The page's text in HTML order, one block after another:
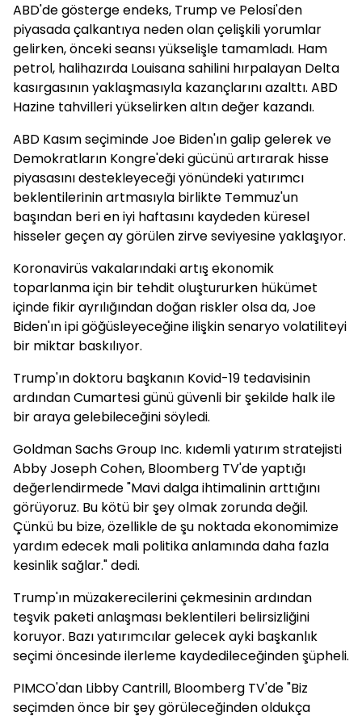
ABD'de gösterge endeks, Trump ve Pelosi'den
piyasada çalkantıya neden olan çelişkili yorumlar
gelirken, önceki seansı yükselişle tamamladı. Ham
petrol, halihazırda Louisana sahilini hırpalayan Delta
kasırgasının yaklaşmasıyla kazançlarını azalttı. ABD
Hazine tahvilleri yükselirken altın değer kazandı.
ABD Kasım seçiminde Joe Biden'ın galip gelerek ve
Demokratların Kongre'deki gücünü artırarak hisse
piyasasını destekleyeceği yönündeki yatırımcı
beklentilerinin artmasıyla birlikte Temmuz'un
başından beri en iyi haftasını kaydeden küresel
hisseler geçen ay görülen zirve seviyesine yaklaşıyor.
Koronavirüs vakalarındaki artış ekonomik
toparlanma için bir tehdit oluştururken hükümet
içinde fikir ayrılığından doğan riskler olsa da, Joe
Biden'ın ipi göğüsleyeceğine ilişkin senaryo volatiliteyi
bir miktar baskılıyor.
Trump'ın doktoru başkanın Kovid-19 tedavisinin
ardından Cumartesi günü güvenli bir şekilde halk ile
bir araya gelebileceğini söyledi.
Goldman Sachs Group Inc. kıdemli yatırım stratejisti
Abby Joseph Cohen, Bloomberg TV'de yaptığı
değerlendirmede "Mavi dalga ihtimalinin arttığını
görüyoruz. Bu kötü bir şey olmak zorunda değil.
Çünkü bu bize, özellikle de şu noktada ekonomimize
yardım edecek mali politika anlamında daha fazla
kesinlik sağlar." dedi.
Trump'ın müzakerecilerini çekmesinin ardından
teşvik paketi anlaşması beklentileri belirsizliğini
koruyor. Bazı yatırımcılar gelecek ayki başkanlık
seçimi öncesinde ilerleme kaydedileceğinden şüpheli.
PIMCO'dan Libby Cantrill, Bloomberg TV'de "Biz
seçimden önce bir şey görüleceğinden oldukça